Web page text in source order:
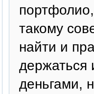
такому
найти и
держаться
деньгами,